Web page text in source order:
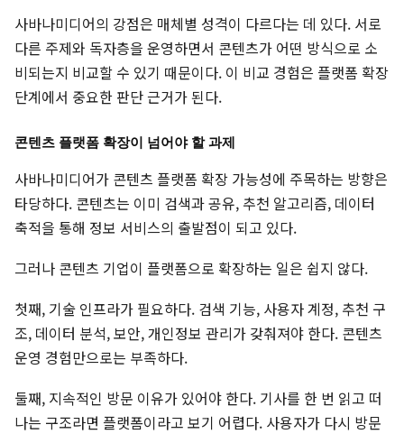
사바나미디어의 강점은 매체별 성격이 다르다는 데 있다. 서로
다른 주제와 독자층을 운영하면서 콘텐츠가 어떤 방식으로 소
비되는지 비교할 수 있기 때문이다. 이 비교 경험은 플랫폼 확장
단계에서 중요한 판단 근거가 된다.
콘텐츠 플랫폼 확장이 넘어야 할 과제
사바나미디어가 콘텐츠 플랫폼 확장 가능성에 주목하는 방향은
타당하다. 콘텐츠는 이미 검색과 공유, 추천 알고리즘, 데이터
축적을 통해 정보 서비스의 출발점이 되고 있다.
그러나 콘텐츠 기업이 플랫폼으로 확장하는 일은 쉽지 않다.
첫째, 기술 인프라가 필요하다. 검색 기능, 사용자 계정, 추천 구
조, 데이터 분석, 보안, 개인정보 관리가 갖춰져야 한다. 콘텐츠
운영 경험만으로는 부족하다.
둘째, 지속적인 방문 이유가 있어야 한다. 기사를 한 번 읽고 떠
나는 구조라면 플랫폼이라고 보기 어렵다. 사용자가 다시 방문